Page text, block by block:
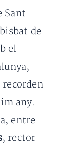
Sant
de
el
recorden
any.
entre
, rector